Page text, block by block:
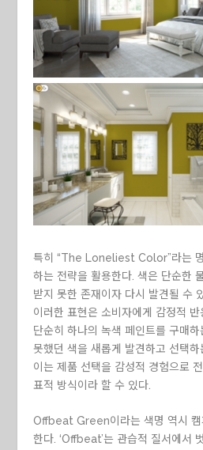
특히 “The Loneliest Color”라는
하는 전략을 활용한다. 색은 단순한
받지 못한 존재이자 다시 발견될 수
이러한 표현은 소비자에게 감정적
단순히 하나의 녹색 페인트를 구매하
못했던 색을 새롭게 발견하고 선택하
이는 제품 선택을 감성적 경험으로
표적 방식이라 할 수 있다.
Offbeat Green이라는 색명 역시 캠
한다. ‘Offbeat’는 관습적 질서에서